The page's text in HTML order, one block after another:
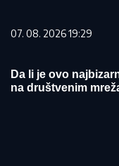
07. 08. 2026 19:29
Da li je ovo
na društvenim